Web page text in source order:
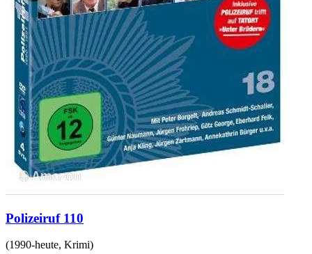
Polizeiruf 110
(1990-heute, Krimi)